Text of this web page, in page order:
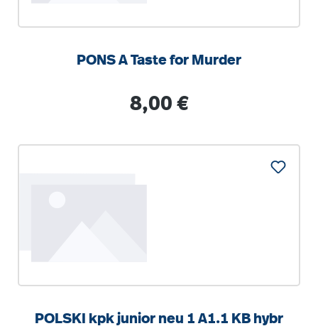
PONS A Taste for Murder
Regulärer Preis:
8,00 €
POLSKI kpk junior neu 1 A1.1 KB hybr